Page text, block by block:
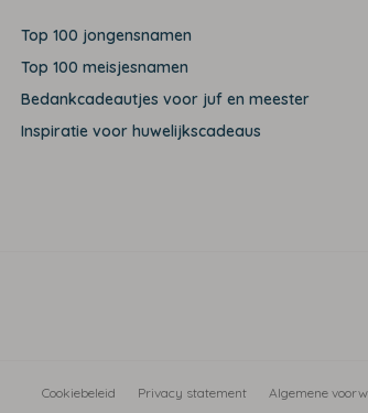
Top 100 jongensnamen
Top 100 meisjesnamen
Bedankcadeautjes voor juf en meester
Inspiratie voor huwelijkscadeaus
Cookiebeleid Privacy statement Algemene